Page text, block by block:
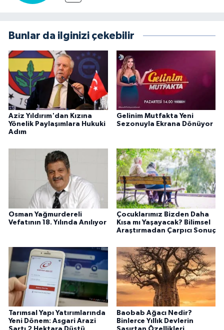
Bunlar da ilginizi çekebilir
Aziz Yıldırım'dan Kızına
Yönelik Paylaşımlara Hukuki
Adım
Gelinim Mutfakta Yeni
Sezonuyla Ekrana Dönüyor
Osman Yağmurdereli
Vefatının 18. Yılında Anılıyor
Çocuklarımız Bizden Daha
Kısa mı Yaşayacak? Bilimsel
Araştırmadan Çarpıcı Sonuç
Tarımsal Yapı Yatırımlarında
Yeni Dönem: Asgari Arazi
Baobab Ağacı Nedir?
Binlerce Yıllık Devlerin